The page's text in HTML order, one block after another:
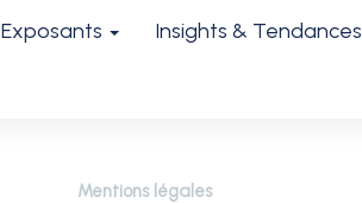
Exposants Insights & Tendances
Mentions légales